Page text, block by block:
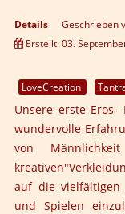
Details Geschrieben
Erstellt: 03.
LoveCreation
Unsere erste
wundervolle
von
auf die vielfältigen
und Spielen